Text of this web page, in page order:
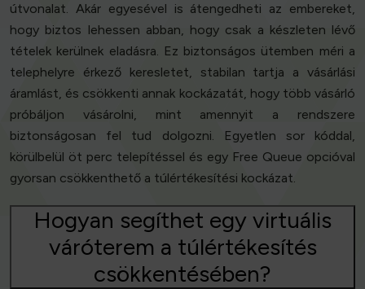
útvonalat. Akár egyesével is átengedheti az embereket,
hogy biztos lehessen abban, hogy csak a készleten lévő
tételek kerülnek eladásra. Ez biztonságos ütemben méri a
telephelyre érkező keresletet, stabilan tartja a vásárlási
áramlást, és csökkenti annak kockázatát, hogy több vásárló
próbáljon vásárolni, mint amennyit a rendszere
biztonságosan fel tud dolgozni. Egyetlen sor kóddal,
körülbelül öt perc telepítéssel és egy Free Queue opcióval
gyorsan csökkenthető a túlértékesítési kockázat.
Hogyan segíthet egy virtuális
váróterem a túlértékesítés
csökkentésében?